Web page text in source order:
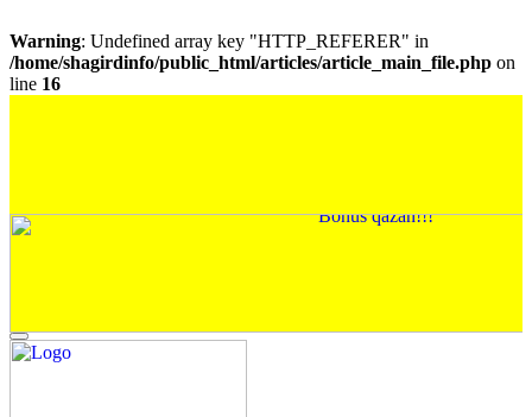
Warning: Undefined array key "HTTP_REFERER" in
/home/shagirdinfo/public_html/articles/article_main_file.php on
line 16